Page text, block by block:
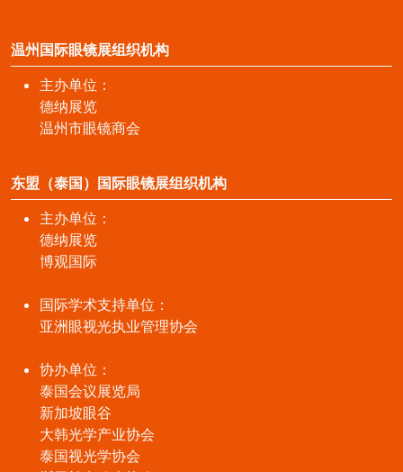
温州国际眼镜展组织机构
主办单位：
德纳展览
温州市眼镜商会
东盟（泰国）国际眼镜展组织机构
主办单位：
德纳展览
博观国际
国际学术支持单位：
亚洲眼视光执业管理协会
协办单位：
泰国会议展览局
新加坡眼谷
大韩光学产业协会
泰国视光学协会